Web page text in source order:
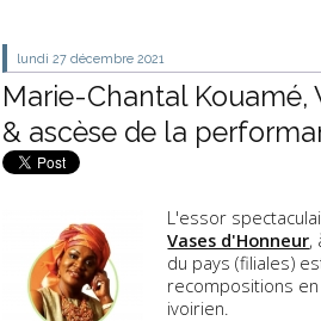
lundi 27 décembre 2021
Marie-Chantal Kouamé,
& ascèse de la
L'essor
Vases d'Honneur,
du pays (filiales)
recompositions
ivoirien.